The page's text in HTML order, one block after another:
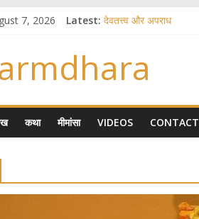
7, 2026 Latest: देवतत्त्व और अपराध
तुम्हीं हो माता, पिता तुम्हीं हो
गौ सेवा और राजयोग
कथा मीमांसा VIDEOS